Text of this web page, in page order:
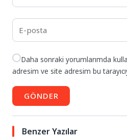
Daha sonraki yorumlarımda
adresim ve site adresim bu
GÖNDER
Benzer Yazılar